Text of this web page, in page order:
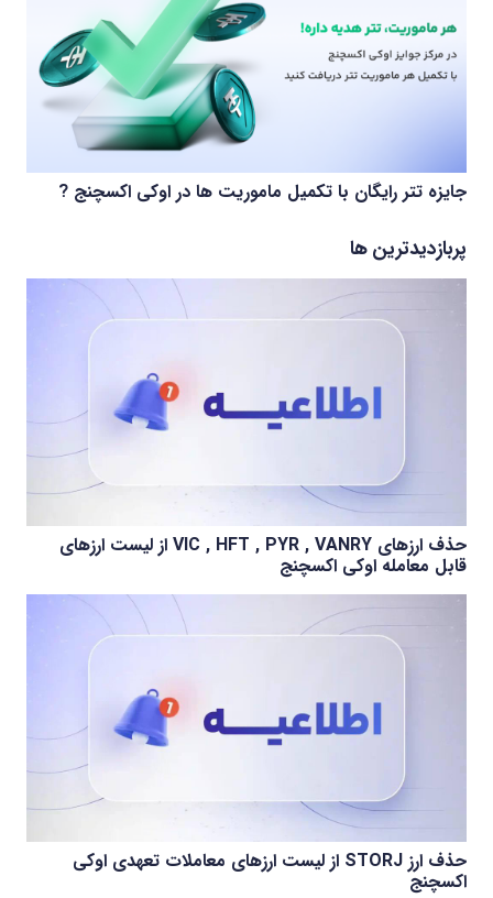
جایزه تتر رایگان با تکمیل ماموریت ها در اوکی اکسچنج ?
پربازدیدترین ها
حذف ارزهای VIC , HFT , PYR , VANRY از لیست ارزهای
قابل معامله اوکی اکسچنج
حذف ارز STORJ از لیست ارزهای معاملات تعهدی اوکی
اکسچنج